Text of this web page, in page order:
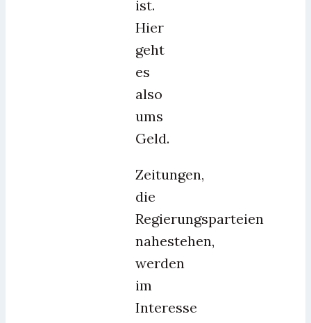
ist.
Hier
geht
es
also
ums
Geld.
Zeitungen,
die
Regierungsparteien
nahestehen,
werden
im
Interesse